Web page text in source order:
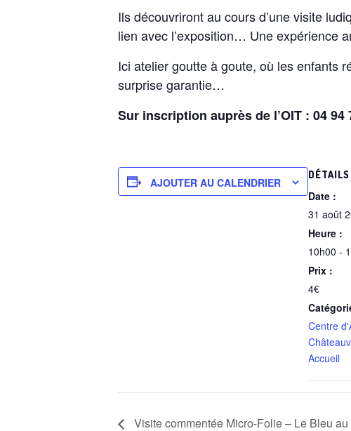
Ils découvriront au cours d’une visite
lien avec l’exposition… Une expérience
Ici atelier goutte à goute, où les enfants
surprise garantie…
Sur inscription auprès de l’OIT : 04 94
AJOUTER AU CALENDRIER
DÉTAILS
Date :
31 août
Heure :
10h00 -
Prix :
4€
Centre
Accueil
Visite commentée Micro-Folie – Le Bleu